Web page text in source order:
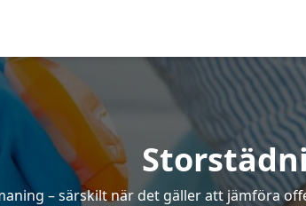
– särskilt när det gäller att jämföra